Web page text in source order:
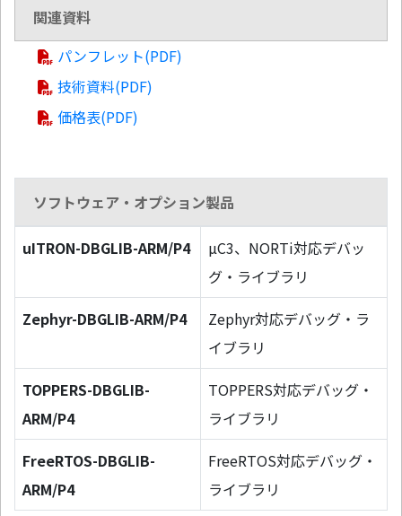
関連資料
パンフレット(PDF)
技術資料(PDF)
価格表(PDF)
ソフトウェア・オプション製品
uITRON-DBGLIB-ARM/P4
µC3、NORTi対応デバッ
グ・ライブラリ
Zephyr-DBGLIB-ARM/P4
Zephyr対応デバッグ・ラ
イブラリ
TOPPERS-DBGLIB-
ARM/P4
TOPPERS対応デバッグ・
ライブラリ
FreeRTOS-DBGLIB-
ARM/P4
FreeRTOS対応デバッグ・
ライブラリ